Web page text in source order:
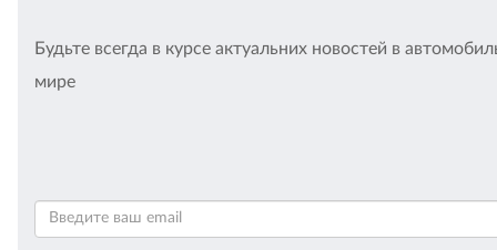
Будьте всегда в курсе актуальних новостей в
мире